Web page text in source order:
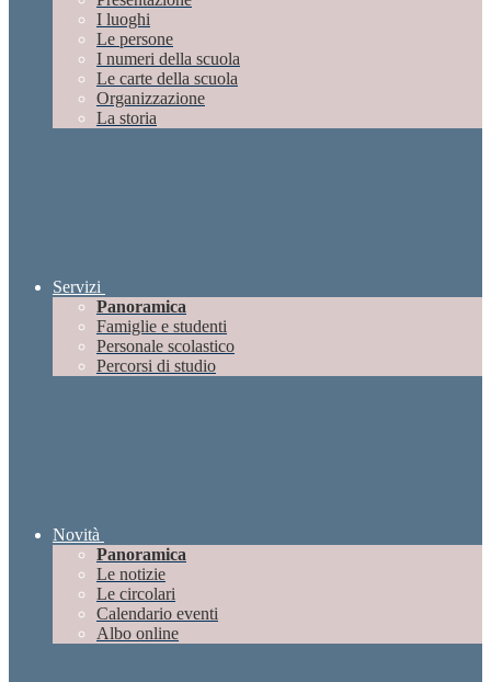
I luoghi
Le persone
I numeri della scuola
Le carte della scuola
Organizzazione
La storia
Servizi
Panoramica
Famiglie e studenti
Personale scolastico
Percorsi di studio
Novità
Panoramica
Le notizie
Le circolari
Calendario eventi
Albo online